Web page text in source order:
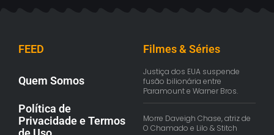
FEED
Quem Somos
Política de
Privacidade e Termos
Filmes & Séries
Justiça dos EUA suspende
fusão bilionária entre
Paramount e Warner Bros.
Morre Daveigh Chase, atriz de
O Chamado e Lilo & Stitch